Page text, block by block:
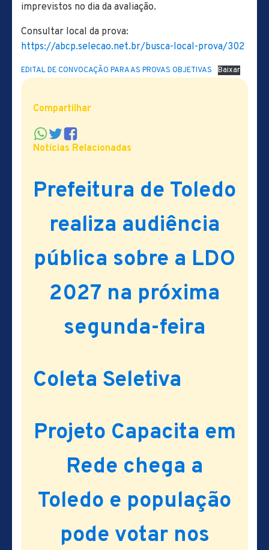
imprevistos no dia da avaliação.
Consultar local da prova:
https://abcp.selecao.net.br/busca-local-prova/302
EDITAL DE CONVOCAÇÃO PARA AS PROVAS OBJETIVAS Baixar
Compartilhar
Notícias Relacionadas
Prefeitura de Toledo
realiza audiência
pública sobre a LDO
2027 na próxima
segunda-feira
Coleta Seletiva
Projeto Capacita em
Rede chega a
Toledo e população
pode votar nos